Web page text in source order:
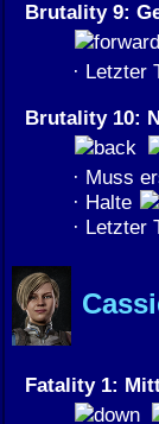
Brutality 9:
· Letzter
Brutality 10:
· Muss
· Halte
· Letzter
Fatality 1: